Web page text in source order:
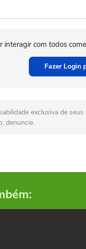
interagir com todos
Fazer Login
exclusiva de
denuncie.